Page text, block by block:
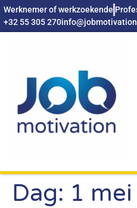
Werknemer of werkzoekende
+32 55 305 270
Dag: 1